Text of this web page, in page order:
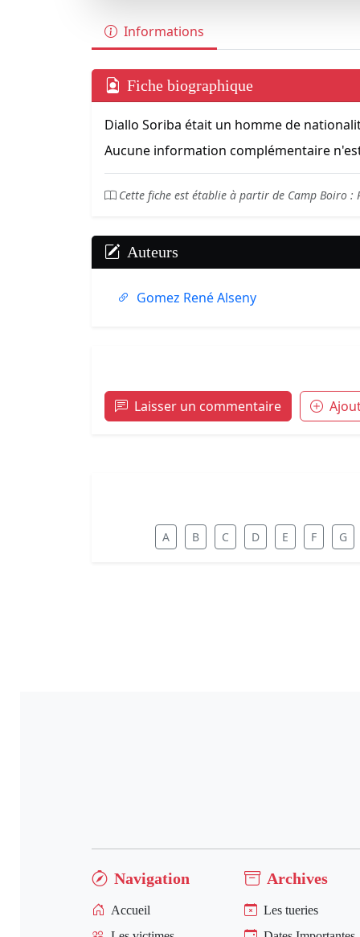
Informations
Fiche biographique
Diallo Soriba était un homme de
Aucune information complémentaire
Cette fiche est établie à partir de Camp Boiro :
Auteurs
Gomez René Alseny
Laisser un commentaire
A B C D E F G
Navigation
Accueil
Archives
Les tueries